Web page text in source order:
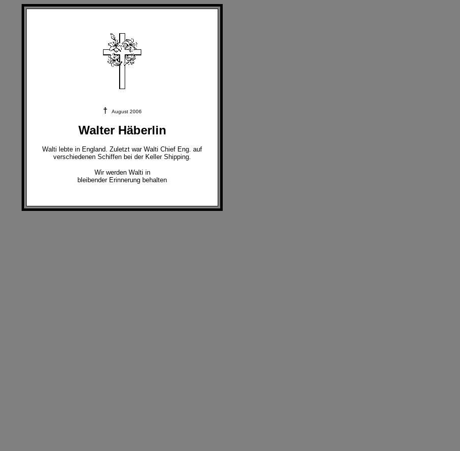
† August 2006
Walter Häberlin
Walti lebte in England. Zuletzt war Walti Chief Eng. auf
verschiedenen Schiffen bei der Keller Shipping.
Wir werden Walti in
bleibender Erinnerung behalten